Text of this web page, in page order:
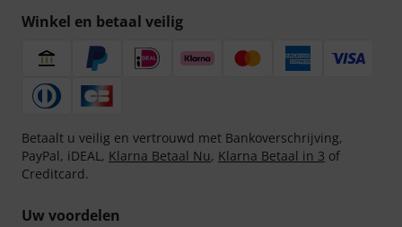
Winkel en betaal veilig
Betaalt u veilig en vertrouwd met Bankoverschrijving,
PayPal, iDEAL, Klarna Betaal Nu, Klarna Betaal in 3 of
Creditcard.
Uw voordelen